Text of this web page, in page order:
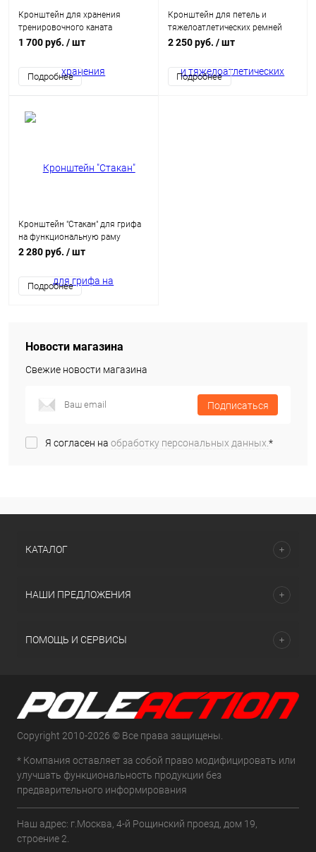
Кронштейн для хранения
тренировочного каната
1 700 руб. / шт
Подробнее
Кронштейн для петель и
тяжелоатлетических ремней
2 250 руб. / шт
Подробнее
Кронштейн "Стакан" для грифа
на функциональную раму
(вертикальный)
2 280 руб. / шт
Подробнее
Новости магазина
Свежие новости магазина
Подписаться
Я согласен на обработку персональных данных.*
КАТАЛОГ
НАШИ ПРЕДЛОЖЕНИЯ
ПОМОЩЬ И СЕРВИСЫ
Copyright 2010-2026 © Все права защищены.
* Компания оставляет за собой право модифицировать или
улучшать функциональность продукции без
предварительного информирования
Наш адрес: г.Москва, 4-й Рощинский проезд, дом 19,
строение 2.